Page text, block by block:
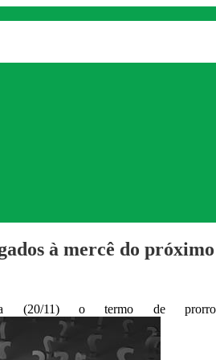
à mercê do
(20/11) o termo de